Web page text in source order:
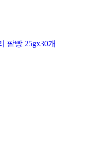
팥빵 25gx30개